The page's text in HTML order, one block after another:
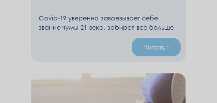
Covid-19 уверенно завоевывает себе
звание чумы 21 века, забирая все больше
и больше людей. Пандемия стала
отправной точкой в новом витке развития
человечества. Сегодня как никогда
вакцинации в борьбе с беспощадным
вирусом. И каждый человек стоит перед
Читать ›